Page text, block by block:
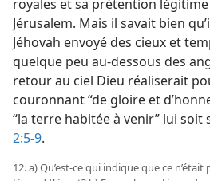
royales et sa prétention
Jérusalem. Mais il savait bien
Jéhovah envoyé des cieux et
quelque peu au-dessous des
retour au ciel Dieu réaliserait
couronnant “de gloire et
“la terre habitée à venir” lui
2:5-9.
12. a) Qu’est-​ce qui indique que ce